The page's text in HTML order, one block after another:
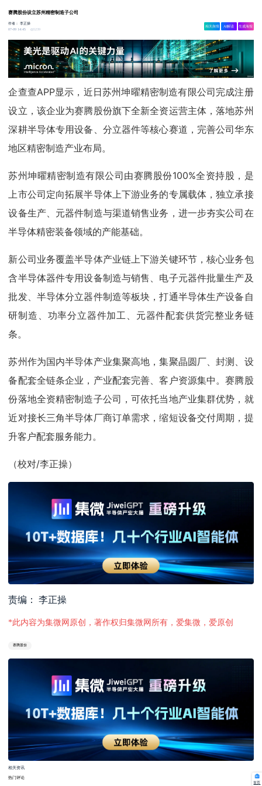
赛腾股份设立苏州精密制造子公司
作者：李正操
07-09 14:45
5239
相关舆情 AI解读 生成海报
企查查APP显示，近日苏州坤曜精密制造有限公司完成注册
设立，该企业为赛腾股份旗下全新全资运营主体，落地苏州
深耕半导体专用设备、分立器件等核心赛道，完善公司华东
地区精密制造产业布局。
苏州坤曜精密制造有限公司由赛腾股份100%全资持股，是
上市公司定向拓展半导体上下游业务的专属载体，独立承接
设备生产、元器件制造与渠道销售业务，进一步夯实公司在
半导体精密装备领域的产能基础。
新公司业务覆盖半导体产业链上下游关键环节，核心业务包
含半导体器件专用设备制造与销售、电子元器件批量生产及
批发、半导体分立器件制造等板块，打通半导体生产设备自
研制造、功率分立器件加工、元器件配套供货完整业务链
条。
苏州作为国内半导体产业集聚高地，集聚晶圆厂、封测、设
备配套全链条企业，产业配套完善、客户资源集中。赛腾股
份落地全资精密制造子公司，可依托当地产业集群优势，就
近对接长三角半导体厂商订单需求，缩短设备交付周期，提
升客户配套服务能力。
（校对/李正操）
责编： 李正操
*此内容为集微网原创，著作权归集微网所有，爱集微，爱原创
赛腾股份
相关资讯
热门评论
首页